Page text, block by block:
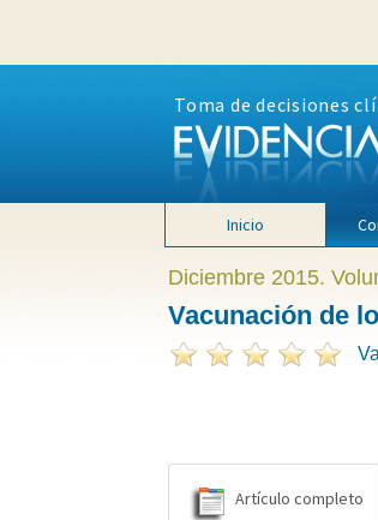
Toma de decisiones
Inicio
Diciembre 2015.
Vacunación de
Artículo completo